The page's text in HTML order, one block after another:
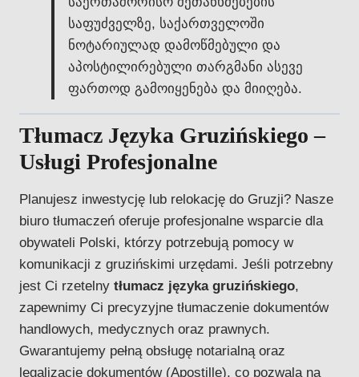
საფუძველზე, საქართველოში
ნოტარიულად დამოწმებული და
აპოსტილირებული თარგმანი ასევე
ფართოდ გამოიყენება და მიიღება.
Tłumacz Języka Gruzińskiego –
Usługi Profesjonalne
Planujesz inwestycję lub relokację do Gruzji? Nasze
biuro tłumaczeń oferuje profesjonalne wsparcie dla
obywateli Polski, którzy potrzebują pomocy w
komunikacji z gruzińskimi urzędami. Jeśli potrzebny
jest Ci rzetelny tłumacz języka gruzińskiego,
zapewnimy Ci precyzyjne tłumaczenie dokumentów
handlowych, medycznych oraz prawnych.
Gwarantujemy pełną obsługę notarialną oraz
legalizację dokumentów (Apostille), co pozwala na